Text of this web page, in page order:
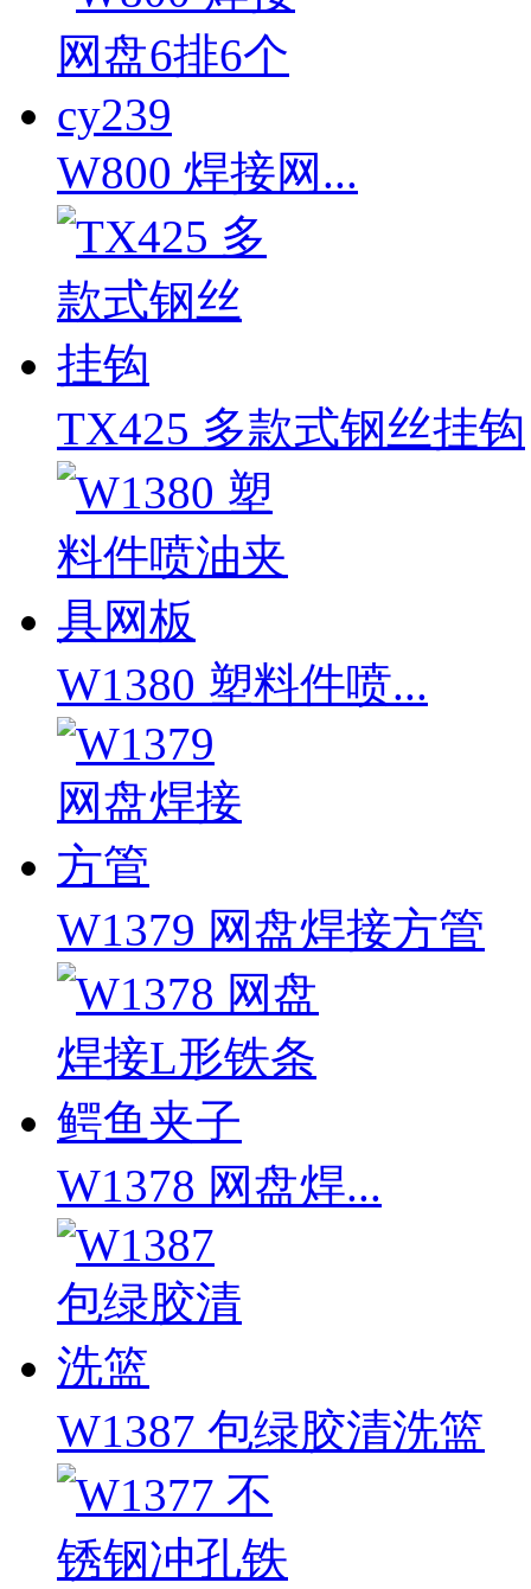
W800 焊接网...
TX425 多款式钢丝挂钩
W1380 塑料件喷...
W1379 网盘焊接方管
W1378 网盘焊...
W1387 包绿胶清洗篮